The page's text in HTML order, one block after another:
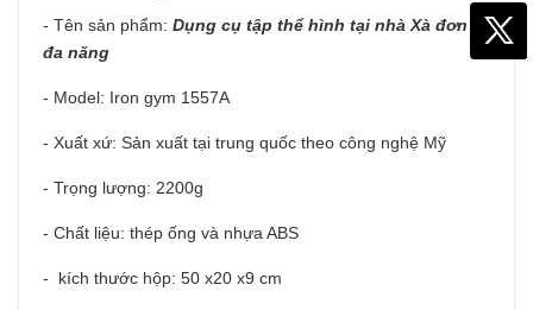
- Tên sản phẩm: Dụng cụ tập thể hình tại nhà Xà đơn
đa năng
- Model: Iron gym 1557A
- Xuất xứ: Sản xuất tại trung quốc theo công nghệ Mỹ
- Trọng lượng: 2200g
- Chất liệu: thép ống và nhựa ABS
- kích thước hộp: 50 x20 x9 cm